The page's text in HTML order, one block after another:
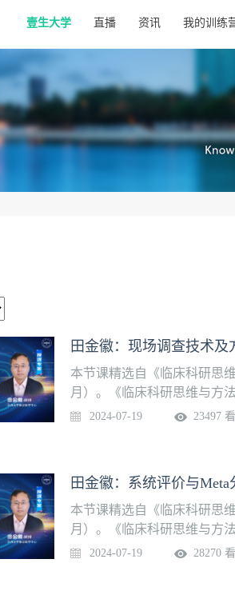
壹生大学 直播 资讯 我的训练
田金徽：现场调查技术及
本节课精选自《临床科研思
月）。《临床科研思维与方
深入，全面解析临床研究全
2024-07-19 23497
田金徽：系统评价与Meta
本节课精选自《临床科研思
月）。《临床科研思维与方
深入，全面解析临床研究全
2024-07-19 28270